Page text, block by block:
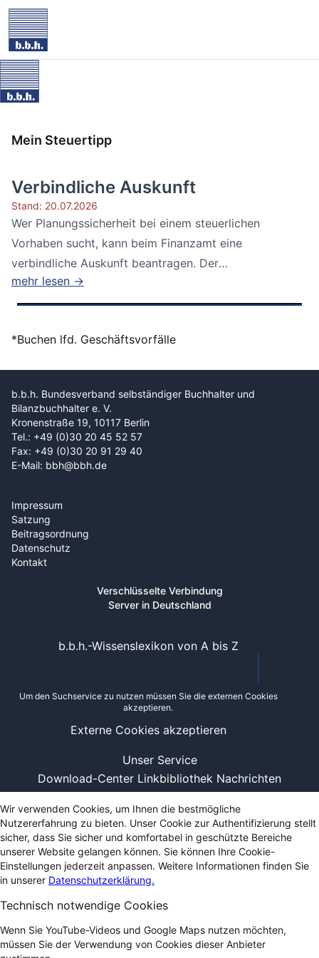
Mein Steuertipp
Verbindliche Auskunft
Stand: 20.07.2026
Wer Planungssicherheit bei einem steuerlichen
Vorhaben sucht, kann beim Finanzamt eine
verbindliche Auskunft beantragen. Der
Bundesfinanzhof...
mehr lesen →
*Buchen lfd. Geschäftsvorfälle
b.b.h. Bundesverband selbständiger Buchhalter und
Bilanzbuchhalter e. V.
Kronenstraße 19, 10117 Berlin
Tel.: +49 (0)30 20 45 52 57
Fax: +49 (0)30 20 91 29 40
E-Mail: bbh@bbh.de
Impressum
Satzung
Beitragsordnung
Datenschutz
Kontakt
Verschlüsselte Verbindung
Server in Deutschland
Unser Service
Download-Center Linkbibliothek Nachrichten
b.b.h.-Wissenslexikon von A bis Z
Um den Suchservice zu nutzen müssen Sie die externen Cookies
akzeptieren.
Externe Cookies akzeptieren
Wir verwenden Cookies, um Ihnen die bestmögliche
Nutzererfahrung zu bieten. Unser Cookie zur Authentifizierung stellt
sicher, dass Sie sicher und komfortabel in geschützte Bereiche
unserer Website gelangen können. Sie können Ihre Cookie-
Einstellungen jederzeit anpassen. Weitere Informationen finden Sie
in unserer Datenschutzerklärung.
Technisch notwendige Cookies
Wenn Sie YouTube-Videos und Google Maps nutzen möchten,
müssen Sie der Verwendung von Cookies dieser Anbieter